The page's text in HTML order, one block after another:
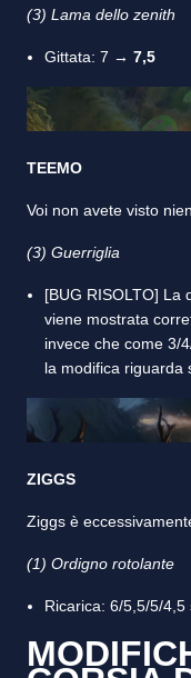
(3) Lama dello zenith
Gittata: 7 → 7,5
TEEMO
Voi non avete visto
(3) Guerriglia
[BUG RISOLTO] La
viene mostrata
invece che come 3/
la modifica riguarda
ZIGGS
Ziggs è
(1) Ordigno rotolante
Ricarica: 6/5,5/5/